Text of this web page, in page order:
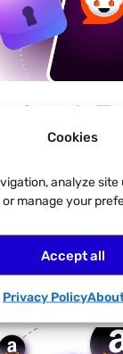
Cookies
analyze
manage your
Accept all
Privacy Policy
管理多个